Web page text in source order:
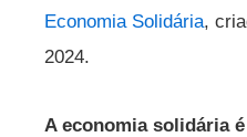
Economia Solidária,
2024.
A economia solidária